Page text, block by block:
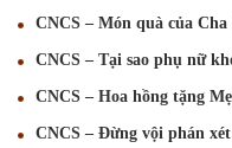
CNCS – Món quà của Cha
CNCS – Tại sao phụ nữ
CNCS – Hoa hồng tặng Mẹ
CNCS – Đừng vội phán xét
Chúc mừng Giáng sinh và
Mừng Xuân Kỷ Hợi 2019 03